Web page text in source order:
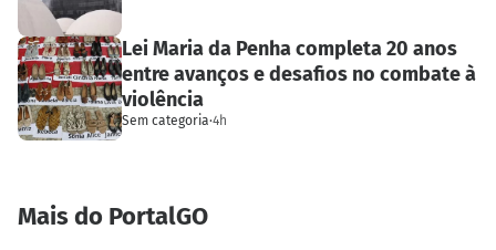
Lei Maria da Penha completa 20 anos
entre avanços e desafios no combate à
violência
Sem categoria·4h
Mais do PortalGO